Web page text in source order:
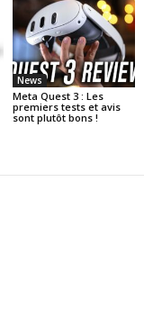
News
Meta Quest 3 : Les
premiers tests et avis
sont plutôt bons !